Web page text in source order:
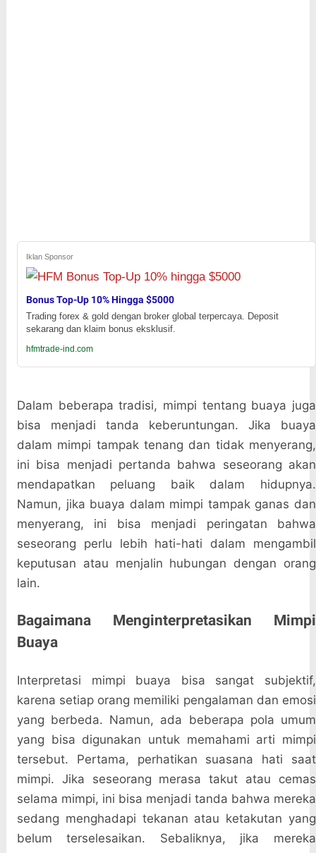
Iklan Sponsor
Bonus Top-Up 10% Hingga $5000
Trading forex & gold dengan broker global terpercaya. Deposit
sekarang dan klaim bonus eksklusif.
hfmtrade-ind.com
Dalam beberapa tradisi, mimpi tentang buaya juga
bisa menjadi tanda keberuntungan. Jika buaya
dalam mimpi tampak tenang dan tidak menyerang,
ini bisa menjadi pertanda bahwa seseorang akan
mendapatkan peluang baik dalam hidupnya.
Namun, jika buaya dalam mimpi tampak ganas dan
menyerang, ini bisa menjadi peringatan bahwa
seseorang perlu lebih hati-hati dalam mengambil
keputusan atau menjalin hubungan dengan orang
lain.
Bagaimana Menginterpretasikan Mimpi
Buaya
Interpretasi mimpi buaya bisa sangat subjektif,
karena setiap orang memiliki pengalaman dan emosi
yang berbeda. Namun, ada beberapa pola umum
yang bisa digunakan untuk memahami arti mimpi
tersebut. Pertama, perhatikan suasana hati saat
mimpi. Jika seseorang merasa takut atau cemas
selama mimpi, ini bisa menjadi tanda bahwa mereka
sedang menghadapi tekanan atau ketakutan yang
belum terselesaikan. Sebaliknya, jika mereka